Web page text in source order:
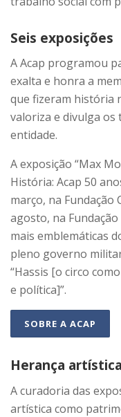
Seis exposições
A Acap programou
exalta e honra a
que fizeram história
valoriza e divulga
entidade.
A exposição “Max
História: Acap 50
março, na Fundação
agosto, na Fundação
mais emblemáticas
pleno governo
“Hassis [o circo
e política]”.
SOBRE A ACAP
Herança
A curadoria das
artística como